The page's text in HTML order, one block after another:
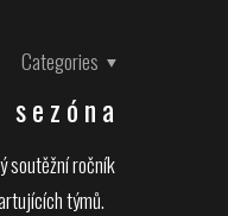
Categories
soutěžní ročník
týmů.